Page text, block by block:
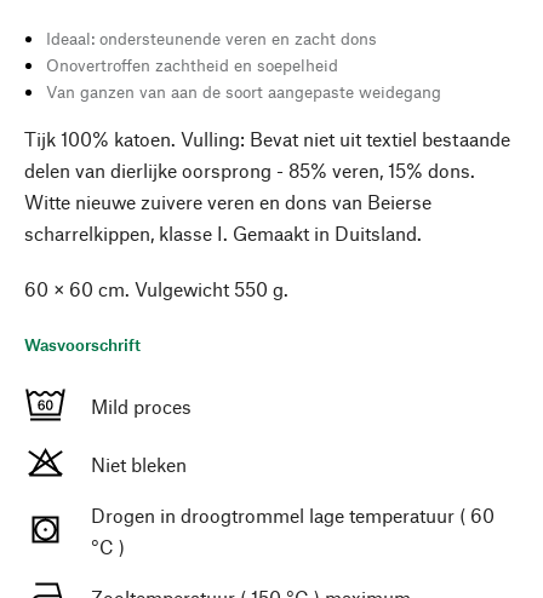
Ideaal: ondersteunende veren en zacht dons
Onovertroffen zachtheid en soepelheid
Van ganzen van aan de soort aangepaste weidegang
Tijk 100% katoen. Vulling: Bevat niet uit textiel bestaande
delen van dierlijke oorsprong - 85% veren, 15% dons.
Witte nieuwe zuivere veren en dons van Beierse
scharrelkippen, klasse I. Gemaakt in Duitsland.
60 × 60 cm. Vulgewicht 550 g.
Wasvoorschrift
Mild proces
Niet bleken
Drogen in droogtrommel lage temperatuur ( 60
°C )